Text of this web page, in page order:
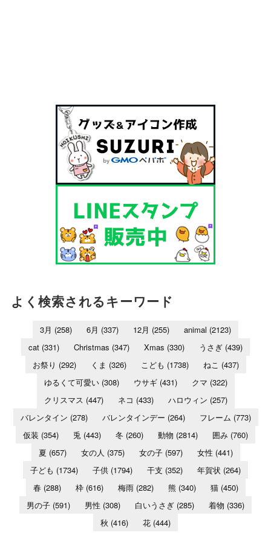
よく検索されるキーワード
3月 (258) 6月 (337) 12月 (255) animal (2123)
cat (331) Christmas (347) Xmas (330) うさぎ (439)
お祭り (292) くま (326) こども (1738) ねこ (437)
ゆるくて可愛い(308) ウサギ(431) クマ (322)
クリスマス (447) ネコ (433) ハロウィン (257)
バレンタイン (278) バレンタインデー (264) フレーム (773)
仮装 (354) 兎 (443) 冬 (260) 動物 (2814) 囲み (760)
夏 (657) 女の人 (375) 女の子(597) 女性 (441)
子ども (1734) 子供 (1794) 干支 (352) 年賀状 (264)
春(288) 枠(616) 梅雨(282) 熊 (340) 猫(450)
男の子 (591) 男性 (308) 白いうさぎ (285) 着物 (336)
秋 (416) 花 (444)